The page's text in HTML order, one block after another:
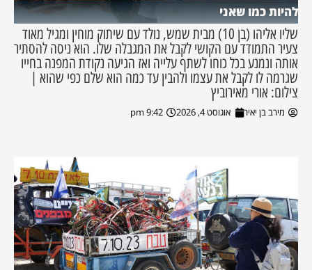
להיות כמו שאני
שליו אליהו (בן 10) מבית שמש, נולד עם שיתוק מוחין ומגיל מאוד
צעיר התמודד עם הקושי לקבל את המגבלה שלו. הוא ניסה להסתיר
אותה ונמנע בכל כוחו לשתף עלייה ואז הגיעה נקודת המפנה בחייו
שגרמה לו לקבל את עצמו ולהבין עד כמה הוא שלם כפי שהוא |
צילום: אורי מאירוביץ
מירב בן יאיר אוגוסט 4, 2026 9:42 pm